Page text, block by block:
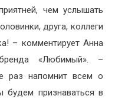
чем услышать
друга, коллеги
– комментирует Анна
«Любимый». –
раз напомнит всем о
будем признаваться в